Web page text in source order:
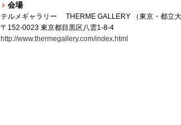
会場
テルメギャラリー THERME GALLERY （東京・都立大
〒152-0023 東京都目黒区八雲1-8-4
http://www.thermegallery.com/index.html